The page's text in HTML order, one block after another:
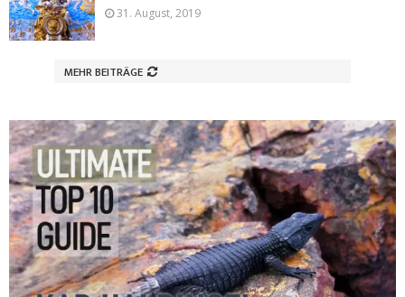
31. August, 2019
MEHR BEITRÄGE